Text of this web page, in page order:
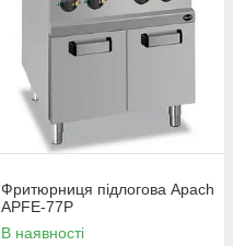
Фритюрниця підлогова Apach
APFE-77P
В наявності